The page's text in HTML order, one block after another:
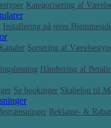
Kategorisering af
Installering på jeres
Sortering af
Håndtering af
Se bookinger Skabelon til
Reklame- &